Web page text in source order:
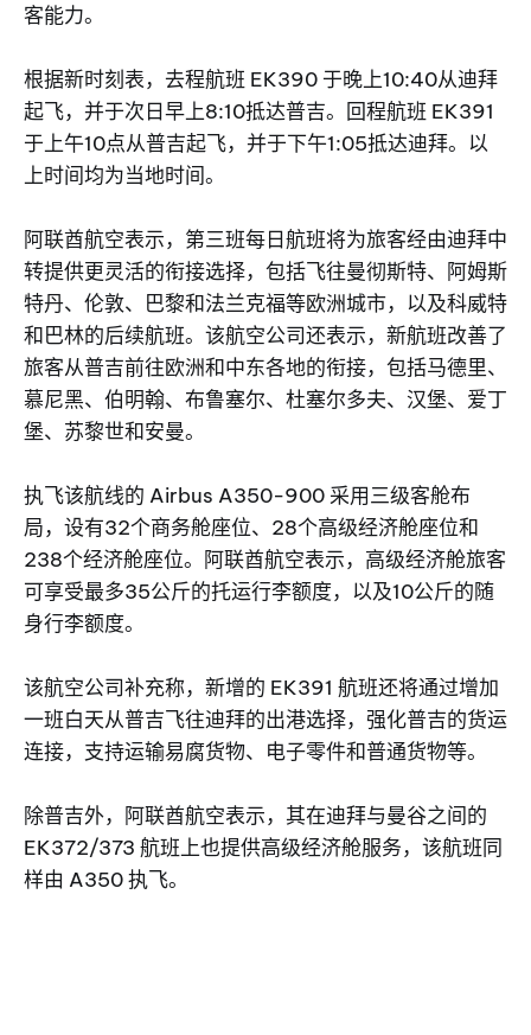
客能力。
根据新时刻表，去程航班 EK390 于晚上10:40从迪拜
起飞，并于次日早上8:10抵达普吉。回程航班 EK391
于上午10点从普吉起飞，并于下午1:05抵达迪拜。以
上时间均为当地时间。
阿联酋航空表示，第三班每日航班将为旅客经由迪拜中
转提供更灵活的衔接选择，包括飞往曼彻斯特、阿姆斯
特丹、伦敦、巴黎和法兰克福等欧洲城市，以及科威特
和巴林的后续航班。该航空公司还表示，新航班改善了
旅客从普吉前往欧洲和中东各地的衔接，包括马德里、
慕尼黑、伯明翰、布鲁塞尔、杜塞尔多夫、汉堡、爱丁
堡、苏黎世和安曼。
执飞该航线的 Airbus A350-900 采用三级客舱布
局，设有32个商务舱座位、28个高级经济舱座位和
238个经济舱座位。阿联酋航空表示，高级经济舱旅客
可享受最多35公斤的托运行李额度，以及10公斤的随
身行李额度。
该航空公司补充称，新增的 EK391 航班还将通过增加
一班白天从普吉飞往迪拜的出港选择，强化普吉的货运
连接，支持运输易腐货物、电子零件和普通货物等。
除普吉外，阿联酋航空表示，其在迪拜与曼谷之间的
EK372/373 航班上也提供高级经济舱服务，该航班同
样由 A350 执飞。